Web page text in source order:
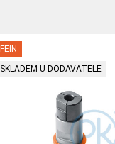
SKLADEM U DODAVATELE
FEIN